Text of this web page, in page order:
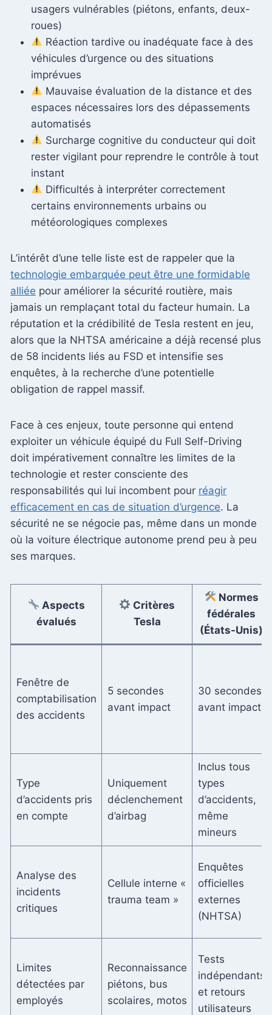
usagers vulnérables (piétons, enfants, deux-
roues)
Réaction tardive ou inadéquate face à des
véhicules d’urgence ou des situations
imprévues
Mauvaise évaluation de la distance et des
espaces nécessaires lors des dépassements
automatisés
Surcharge cognitive du conducteur qui doit
rester vigilant pour reprendre le contrôle à tout
instant
Difficultés à interpréter correctement
certains environnements urbains ou
météorologiques complexes
L’intérêt d’une telle liste est de rappeler que la
technologie embarquée peut être une formidable
alliée pour améliorer la sécurité routière, mais
jamais un remplaçant total du facteur humain. La
réputation et la crédibilité de Tesla restent en jeu,
alors que la NHTSA américaine a déjà recensé plus
de 58 incidents liés au FSD et intensifie ses
enquêtes, à la recherche d’une potentielle
obligation de rappel massif.
Face à ces enjeux, toute personne qui entend
exploiter un véhicule équipé du Full Self-Driving
doit impérativement connaître les limites de la
technologie et rester consciente des
responsabilités qui lui incombent pour réagir
efficacement en cas de situation d’urgence. La
sécurité ne se négocie pas, même dans un monde
où la voiture électrique autonome prend peu à peu
ses marques.
Aspects
évalués
Critères
Tesla
Normes
fédérales
(États-Unis)
Fenêtre de
comptabilisation
des accidents
5 secondes
avant impact
30 secondes
avant impact
Type
d’accidents pris
en compte
Uniquement
déclenchement
d’airbag
Inclus tous
types
d’accidents,
même
mineurs
Analyse des
incidents
critiques
Cellule interne «
trauma team »
Enquêtes
officielles
externes
(NHTSA)
Limites
détectées par
employés
Reconnaissance
piétons, bus
scolaires, motos
Tests
indépendants
et retours
utilisateurs